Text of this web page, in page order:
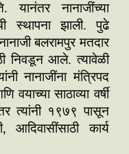
यानंतर नानाजींच्या
स्थापना झाली. पुढे
बलरामपुर मतदार
निवडून आले. त्यावेळी
नानाजींना मंत्रिपद
साठाव्या वर्षी
त्यांनी १९७९ पासून
आदिवासींसाठी कार्य